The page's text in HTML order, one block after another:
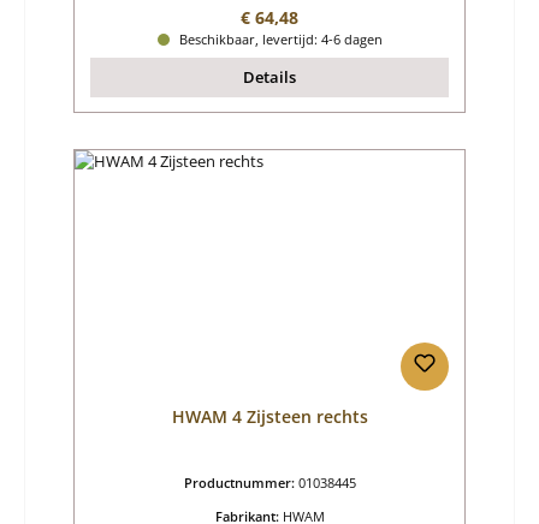
Normale prijs:
€ 64,48
Beschikbaar, levertijd: 4-6 dagen
Details
HWAM 4 Zijsteen rechts
Productnummer: 01038445
Fabrikant: HWAM